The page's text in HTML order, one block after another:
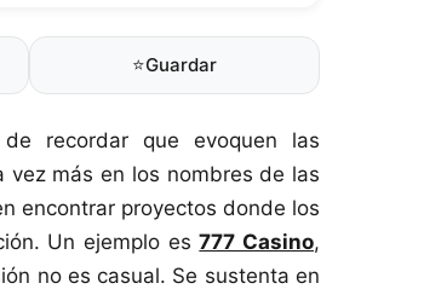
⭐Guardar
recordar que evoquen las
vez más en los nombres de las
encontrar proyectos donde los
Un ejemplo es777 Casino,
no es casual. Se sustenta en